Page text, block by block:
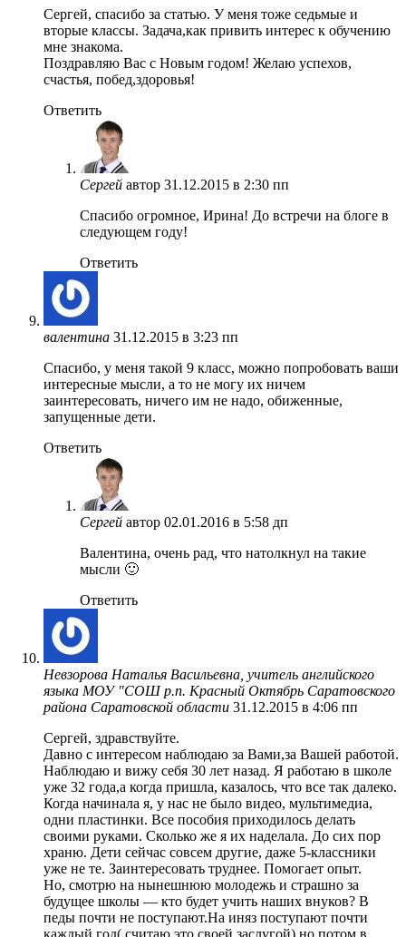
Сергей, спасибо за статью. У меня тоже седьмые и
вторые классы. Задача,как привить интерес к обучению
мне знакома.
Поздравляю Вас с Новым годом! Желаю успехов,
счастья, побед,здоровья!
Ответить
Сергей автор 31.12.2015 в 2:30 пп
Спасибо огромное, Ирина! До встречи на блоге в
следующем году!
Ответить
валентина 31.12.2015 в 3:23 пп
Спасибо, у меня такой 9 класс, можно попробовать ваши
интересные мысли, а то не могу их ничем
заинтересовать, ничего им не надо, обиженные,
запущенные дети.
Ответить
Сергей автор 02.01.2016 в 5:58 дп
Валентина, очень рад, что натолкнул на такие
мысли 🙂
Ответить
Невзорова Наталья Васильевна, учитель английского
языка МОУ "СОШ р.п. Красный Октябрь Саратовского
района Саратовской области 31.12.2015 в 4:06 пп
Сергей, здравствуйте.
Давно с интересом наблюдаю за Вами,за Вашей работой.
Наблюдаю и вижу себя 30 лет назад. Я работаю в школе
уже 32 года,а когда пришла, казалось, что все так далеко.
Когда начинала я, у нас не было видео, мультимедиа,
одни пластинки. Все пособия приходилось делать
своими руками. Сколько же я их наделала. До сих пор
храню. Дети сейчас совсем другие, даже 5-классники
уже не те. Заинтересовать труднее. Помогает опыт.
Но, смотрю на нынешнюю молодежь и страшно за
будущее школы — кто будет учить наших внуков? В
педы почти не поступают.На иняз поступают почти
каждый год( считаю это своей заслугой),но потом в